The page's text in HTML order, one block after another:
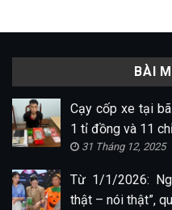
BÀI
Cạy cốp xe tại
1 tỉ đồng và 11
31 Tháng 12, 2025
Từ 1/1/2026:
thật – nói thật”,